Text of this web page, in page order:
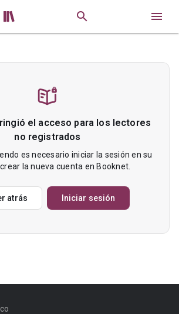
 
el acceso para los lectores
no registrados
es necesario iniciar la sesión en su
la nueva cuenta en Booknet.
atrás Iniciar sesión